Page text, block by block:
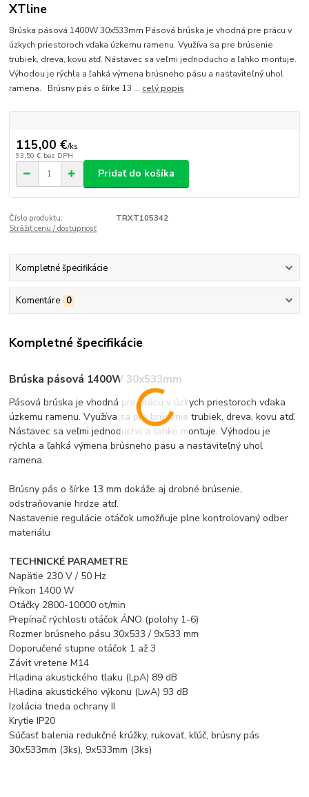
XTline
Brúska pásová 1400W 30x533mm Pásová brúska je vhodná pre prácu v
úzkych priestoroch vďaka úzkemu ramenu. Využíva sa pre brúsenie
trubiek, dreva, kovu atď. Nástavec sa veľmi jednoducho a ľahko montuje.
Výhodou je rýchla a ľahká výmena brúsneho pásu a nastaviteľný uhol
ramena. Brúsny pás o šírke 13 ... celý popis
115,00 €/ks
93,50 € bez DPH
Pridať do košíka
Číslo produktu:
TRXT105342
Strážiť cenu / dostupnosť
Kompletné špecifikácie
Komentáre 0
Kompletné špecifikácie
Brúska pásová 1400W 30x533mm
Pásová brúska je vhodná pre prácu v úzkych priestoroch vďaka
úzkemu ramenu. Využíva sa pre brúsenie trubiek, dreva, kovu atď.
Nástavec sa veľmi jednoducho a ľahko montuje. Výhodou je
rýchla a ľahká výmena brúsneho pásu a nastaviteľný uhol
ramena.
Brúsny pás o šírke 13 mm dokáže aj drobné brúsenie,
odstraňovanie hrdze atď.
Nastavenie regulácie otáčok umožňuje plne kontrolovaný odber
materiálu
TECHNICKÉ PARAMETRE
Napätie 230 V / 50 Hz
Príkon 1400 W
Otáčky 2800-10000 ot/min
Prepínač rýchlosti otáčok ÁNO (polohy 1-6)
Rozmer brúsneho pásu 30x533 / 9x533 mm
Doporučené stupne otáčok 1 až 3
Závit vretene M14
Hladina akustického tlaku (LpA) 89 dB
Hladina akustického výkonu (LwA) 93 dB
Izolácia trieda ochrany II
Krytie IP20
Súčasť balenia redukčné krúžky, rukoväť, kľúč, brúsny pás
30x533mm (3ks), 9x533mm (3ks)